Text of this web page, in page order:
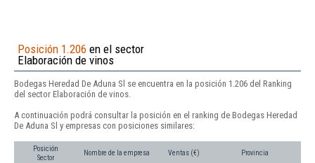
Posición 1.206 en el sector
Elaboración de vinos
Bodegas Heredad De Aduna Sl se encuentra en la posición 1.206 del Ranking
del sector Elaboración de vinos.
A continuación podrá consultar la posición en el ranking de Bodegas Heredad
De Aduna Sl y empresas con posiciones similares:
Posición
Sector
Nombre de la empresa Ventas (€) Provincia